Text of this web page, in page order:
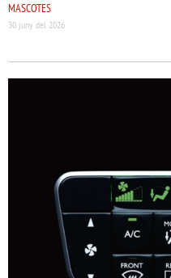
MASCOTES
30 juny del 2026